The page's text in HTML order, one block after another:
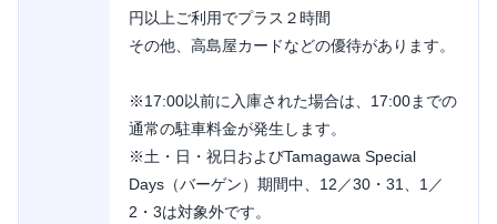
円以上ご利用でプラス２時間
その他、高島屋カードなどの優待があります。
※17:00以前に入庫された場合は、17:00までの
通常の駐車料金が発生します。
※土・日・祝日およびTamagawa Special
Days（バーゲン）期間中、12／30・31、1／
2・3は対象外です。